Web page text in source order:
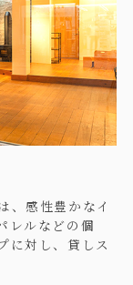
、感性豊かなイ
レルなどの個
に対し、貸しス